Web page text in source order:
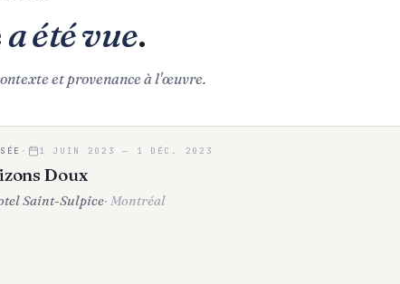
a été vue.
et provenance à l'œuvre.
· 1 JUIN 2023 — 1 DÉC. 2023
Doux
Saint-Sulpice· Montréal